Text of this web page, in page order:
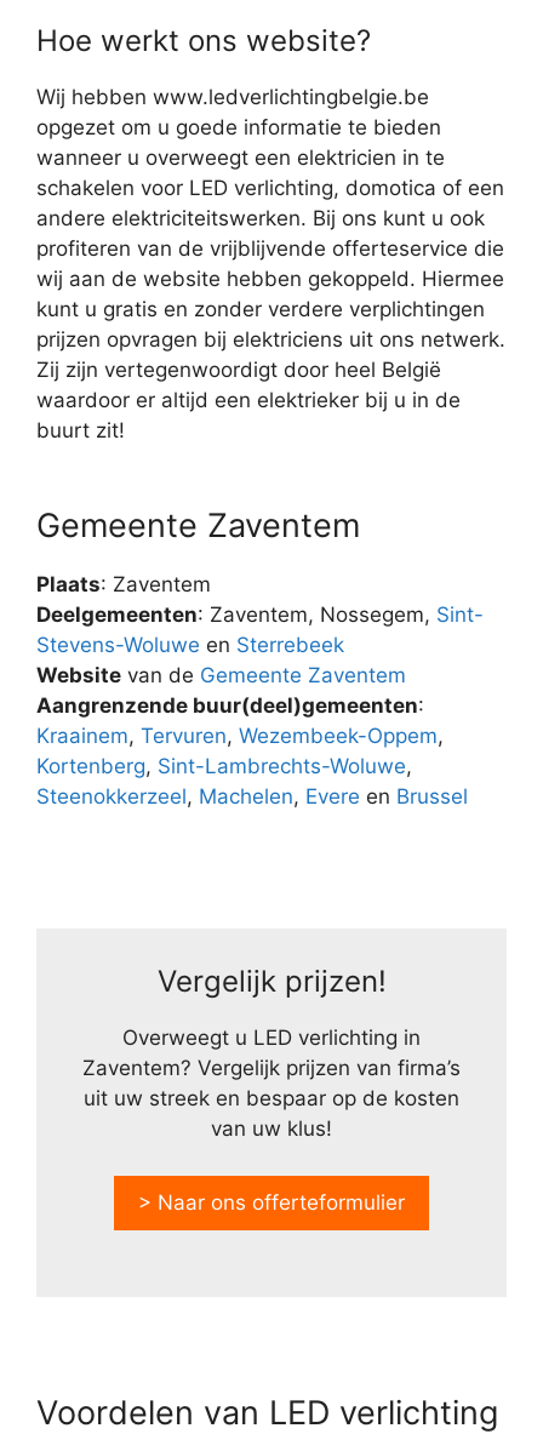
Hoe werkt ons website?
Wij hebben www.ledverlichtingbelgie.be
opgezet om u goede informatie te bieden
wanneer u overweegt een elektricien in te
schakelen voor LED verlichting, domotica of een
andere elektriciteitswerken. Bij ons kunt u ook
profiteren van de vrijblijvende offerteservice die
wij aan de website hebben gekoppeld. Hiermee
kunt u gratis en zonder verdere verplichtingen
prijzen opvragen bij elektriciens uit ons netwerk.
Zij zijn vertegenwoordigt door heel België
waardoor er altijd een elektrieker bij u in de
buurt zit!
Gemeente Zaventem
Plaats: Zaventem
Deelgemeenten: Zaventem, Nossegem, Sint-
Stevens-Woluwe en Sterrebeek
Website van de Gemeente Zaventem
Aangrenzende buur(deel)gemeenten:
Kraainem, Tervuren, Wezembeek-Oppem,
Kortenberg, Sint-Lambrechts-Woluwe,
Steenokkerzeel, Machelen, Evere en Brussel
Vergelijk prijzen!
Overweegt u LED verlichting in
Zaventem? Vergelijk prijzen van firma’s
uit uw streek en bespaar op de kosten
van uw klus!
> Naar ons offerteformulier
Voordelen van LED verlichting